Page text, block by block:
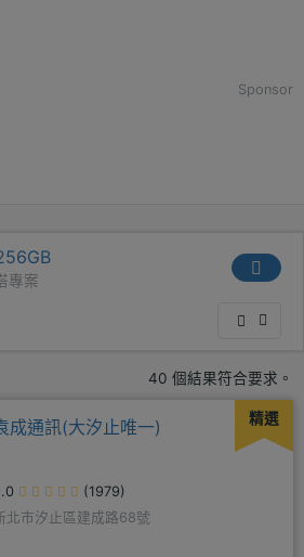
Sponsor
專案
40 個結果符合要求。
精選
成通訊(大汐止唯一)
(1979)
北市汐止區建成路68號